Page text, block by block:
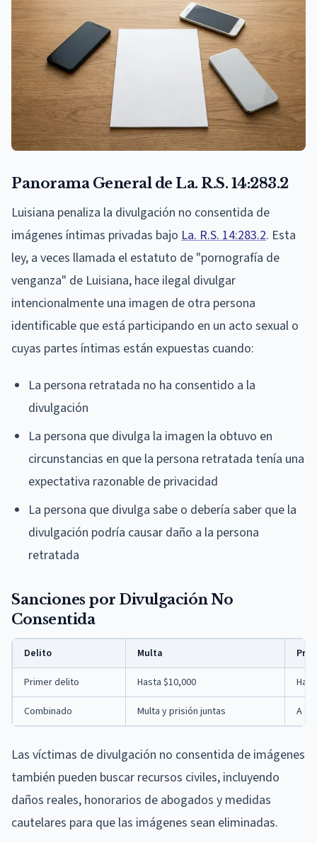
Panorama General de La. R.S. 14:283.2
Luisiana penaliza la divulgación no consentida de
imágenes íntimas privadas bajo La. R.S. 14:283.2. Esta
ley, a veces llamada el estatuto de "pornografía de
venganza" de Luisiana, hace ilegal divulgar
intencionalmente una imagen de otra persona
identificable que está participando en un acto sexual o
cuyas partes íntimas están expuestas cuando:
La persona retratada no ha consentido a la
divulgación
La persona que divulga la imagen la obtuvo en
circunstancias en que la persona retratada tenía una
expectativa razonable de privacidad
La persona que divulga sabe o debería saber que la
divulgación podría causar daño a la persona
retratada
Sanciones por Divulgación No
Consentida
Delito Multa
Primer delito Hasta $10,000
Combinado Multa y prisión juntas A
Las víctimas de divulgación no consentida de imágenes
también pueden buscar recursos civiles, incluyendo
daños reales, honorarios de abogados y medidas
cautelares para que las imágenes sean eliminadas.